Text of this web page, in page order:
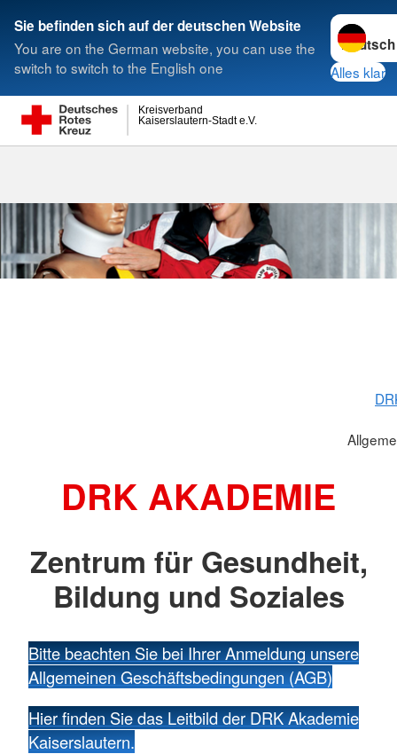
Sie befinden sich auf der deutschen Website
You are on the German website, you can use the
switch to switch to the English one
Sprache
Alles klar
Kaiserslautern-Stadt e.V.
Kreisverband
Suche
DRK AKADEMIE
Zentrum für Gesundheit,
Bildung und Soziales
Bitte beachten Sie bei Ihrer Anmeldung unsere
Allgemeinen Geschäftsbedingungen (AGB)
Hier finden Sie das Leitbild der DRK Akademie
Kaiserslautern.